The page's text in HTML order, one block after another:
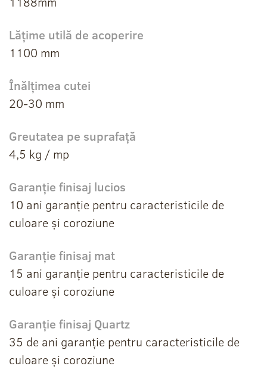
Lățime utilă de acoperire
1100 mm
Înălțimea cutei
20-30 mm
Greutatea pe suprafață
4,5 kg / mp
Garanție finisaj lucios
10 ani garanție pentru caracteristicile de
culoare și coroziune
Garanție finisaj mat
15 ani garanție pentru caracteristicile de
culoare și coroziune
Garanție finisaj Quartz
35 de ani garanție pentru caracteristicile de
culoare și coroziune